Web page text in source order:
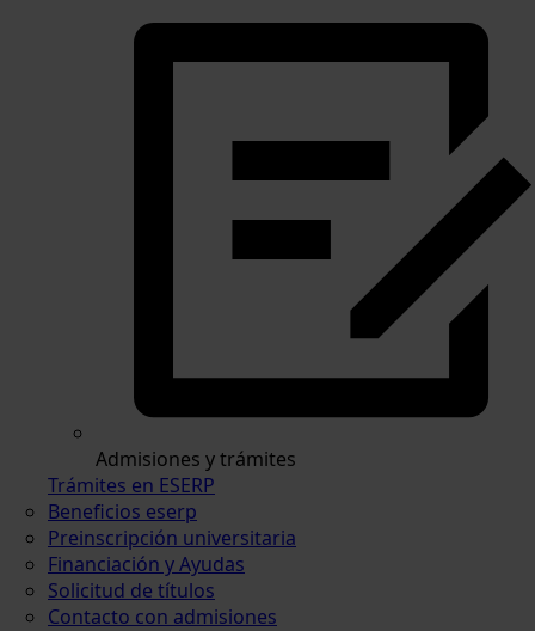
Admisiones y trámites
Trámites en ESERP
Beneficios eserp
Preinscripción universitaria
Financiación y Ayudas
Solicitud de títulos
Contacto con admisiones